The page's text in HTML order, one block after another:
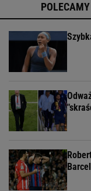
POLECAMY